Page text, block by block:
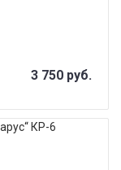
3 750 руб.